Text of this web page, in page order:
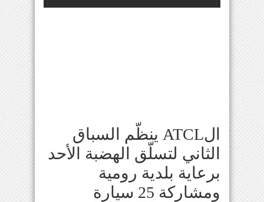
الATCL ينظّم السباق
الثاني لتسلّق الهضبة الأحد
برعاية بلدية رومية
ومشاركة 25 سيارة